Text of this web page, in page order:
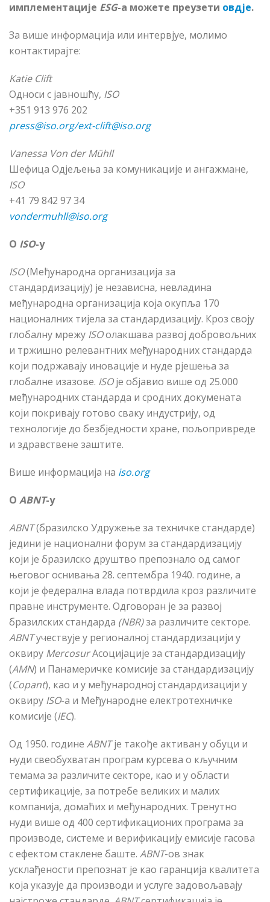
имплементације ESG-a можете преузети овдје.
За више информација или интервјуе, молимо
контактирајте:
Katie Clift
Односи с јавношћу, ISO
+351 913 976 202
press@iso.org/ext-clift@iso.org
Vanessa Von der Mühll
Шефица Одјељења за комуникације и ангажмане,
ISO
+41 79 842 97 34
vondermuhll@iso.org
О ISO-у
ISO(Међународна организација за
стандардизацију) је независна, невладина
међународна организација која окупља 170
националних тијела за стандардизацију. Кроз своју
глобалну мрежу ISOолакшава развој добровољних
и тржишно релевантних међународних стандарда
који подржавају иновације и нуде рјешења за
глобалне изазове. ISOје објавио више од 25.000
међународних стандарда и сродних докумената
који покривају готово сваку индустрију, од
технологије до безбједности хране, пољопривреде
и здравствене заштите.
Више информација на iso.org
О ABNT-у
ABNT(бразилско Удружење за техничке стандарде)
једини је национални форум за стандардизацију
који је бразилско друштво препознало од самог
његовог оснивања 28. септембра 1940. године, а
који је федерална влада потврдила кроз различите
правне инструменте. Одговоран је за развој
бразилских стандарда (NBR)за различите секторе.
ABNTучествује у регионалној стандардизацији у
оквиру MercosurАсоцијације за стандардизацију
(AMN) и Панамеричке комисије за стандардизацију
(Copant), као и у међународној стандардизацији у
оквиру ISO-а и Међународне електротехничке
комисије (IEC).
Од 1950. године ABNT је такође активан у обуци и
нуди свеобухватан програм курсева о кључним
темама за различите секторе, као и у области
сертификације, за потребе великих и малих
компанија, домаћих и међународних. Тренутно
нуди више од 400 сертификационих програма за
производе, системе и верификацију емисије гасова
с ефектом стаклене баште. ABNT-ов знак
усклађености препознат је као гаранција квалитета
која указује да производи и услуге задовољавају